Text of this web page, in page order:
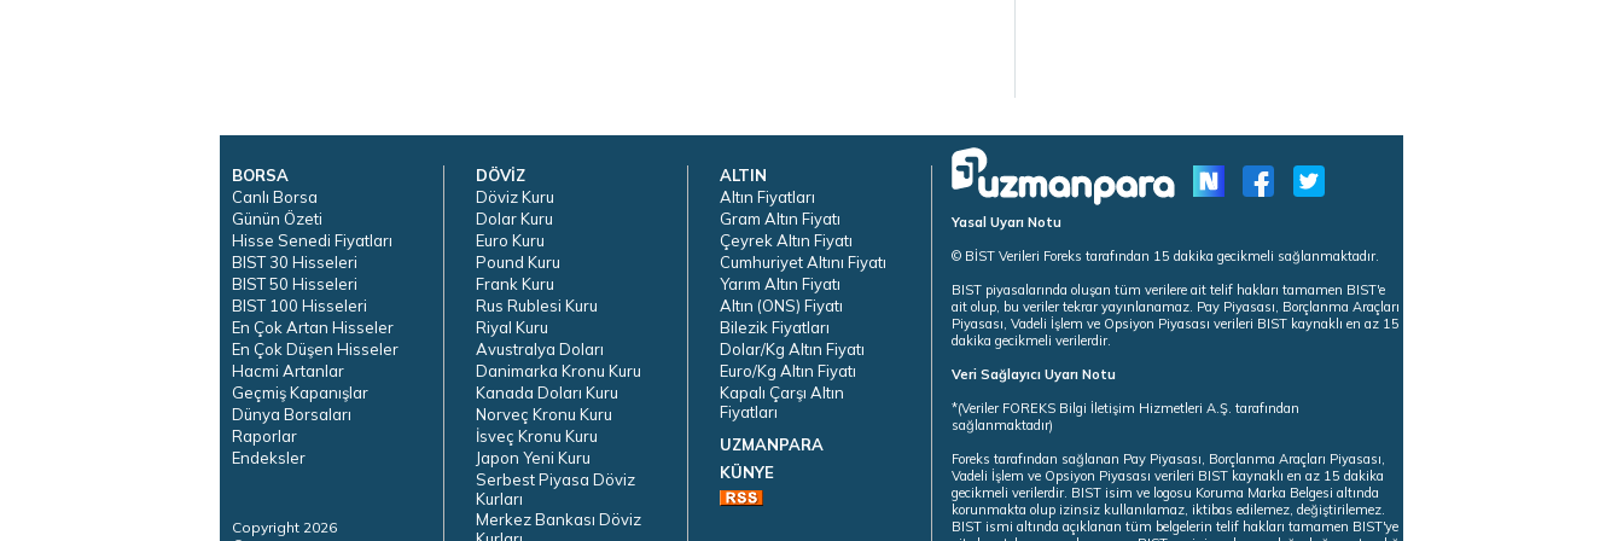
BORSA
Canlı Borsa
Günün Özeti
Hisse Senedi Fiyatları
BIST 30 Hisseleri
BIST 50 Hisseleri
BIST 100 Hisseleri
En Çok Artan Hisseler
En Çok Düşen Hisseler
Hacmi Artanlar
Geçmiş Kapanışlar
Dünya Borsaları
Raporlar
Endeksler
Copyright 2026
DÖVİZ
Döviz Kuru
Dolar Kuru
Euro Kuru
Pound Kuru
Frank Kuru
Rus Rublesi Kuru
Riyal Kuru
Avustralya Doları
Danimarka Kronu Kuru
Kanada Doları Kuru
Norveç Kronu Kuru
İsveç Kronu Kuru
Japon Yeni Kuru
Serbest Piyasa Döviz
Kurları
Merkez Bankası Döviz
ALTIN
Altın Fiyatları
Gram Altın Fiyatı
Çeyrek Altın Fiyatı
Cumhuriyet Altını Fiyatı
Yarım Altın Fiyatı
Altın (ONS) Fiyatı
Bilezik Fiyatları
Dolar/Kg Altın Fiyatı
Euro/Kg Altın Fiyatı
Kapalı Çarşı Altın
Fiyatları
UZMANPARA
KÜNYE
Yasal Uyarı Notu
© BİST Verileri Foreks tarafından 15 dakika gecikmeli sağlanmaktadır.
BIST piyasalarında oluşan tüm verilere ait telif hakları tamamen BIST'e
ait olup, bu veriler tekrar yayınlanamaz. Pay Piyasası, Borçlanma Araçları
Piyasası, Vadeli İşlem ve Opsiyon Piyasası verileri BIST kaynaklı en az 15
dakika gecikmeli verilerdir.
Veri Sağlayıcı Uyarı Notu
*(Veriler FOREKS Bilgi İletişim Hizmetleri A.Ş. tarafından
sağlanmaktadır)
Foreks tarafından sağlanan Pay Piyasası, Borçlanma Araçları Piyasası,
Vadeli İşlem ve Opsiyon Piyasası verileri BIST kaynaklı en az 15 dakika
gecikmeli verilerdir. BIST isim ve logosu Koruma Marka Belgesi altında
korunmakta olup izinsiz kullanılamaz, iktibas edilemez, değiştirilemez.
BIST ismi altında açıklanan tüm belgelerin telif hakları tamamen BIST'ye